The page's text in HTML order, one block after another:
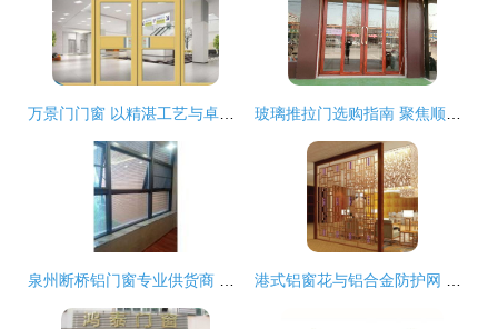
万景门门窗 以精湛工艺与卓越品质，打造美好家居生活 玻璃推拉门选购指南 聚焦顺发门窗加工定制
泉州断桥铝门窗专业供货商 铂诺门窗厂引领潮流，打造高品质生活空间 港式铝窗花与铝合金防护网 门窗加工中的批发优选